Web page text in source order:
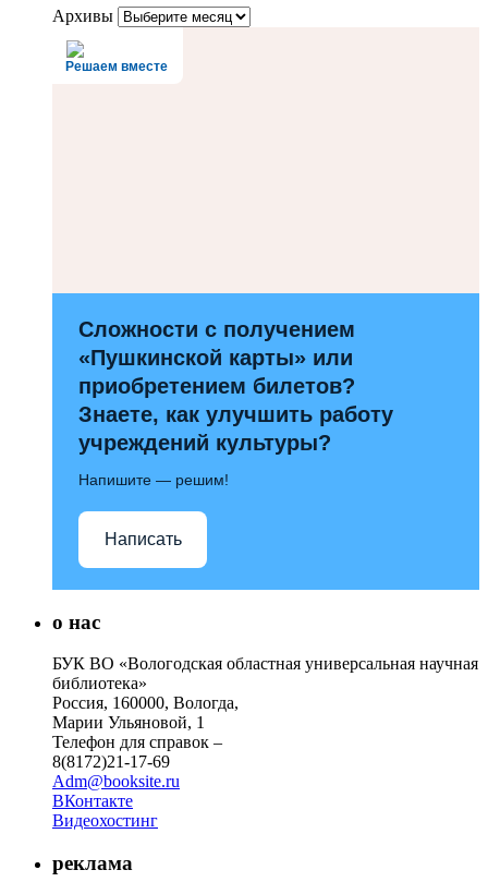
Архивы
Решаем вместе
Сложности с получением
«Пушкинской карты» или
приобретением билетов?
Знаете, как улучшить работу
учреждений культуры?
Напишите — решим!
Написать
о нас
БУК ВО «Вологодская областная универсальная научная
библиотека»
Россия, 160000, Вологда,
Марии Ульяновой, 1
Телефон для справок –
8(8172)21-17-69
Adm@booksite.ru
ВКонтакте
Видеохостинг
реклама